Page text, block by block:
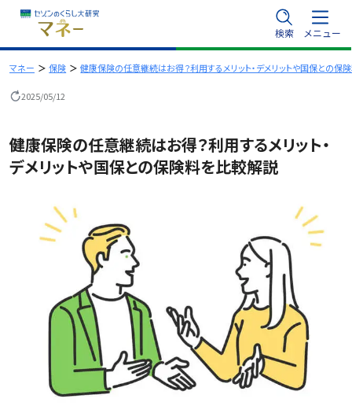
容
を
プ
検索 メニュー
マネー 保険 健康保険の任意継続はお得？利用するメリット・デメリットや国保との保
2025/05/12
健康保険の任意継続はお得？利用するメリット・
デメリットや国保との保険料を比較解説